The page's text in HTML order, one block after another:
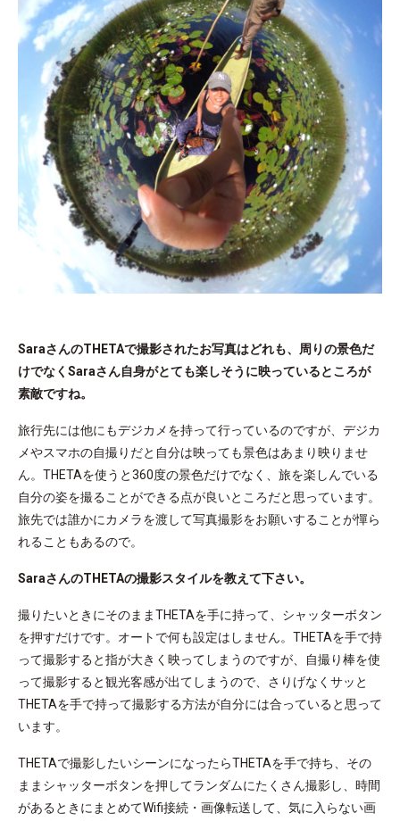
SaraさんのTHETAで撮影されたお写真はどれも、周りの景色だ
けでなくSaraさん自身がとても楽しそうに映っているところが
素敵ですね。
旅行先には他にもデジカメを持って行っているのですが、デジカ
メやスマホの自撮りだと自分は映っても景色はあまり映りませ
ん。THETAを使うと360度の景色だけでなく、旅を楽しんでいる
自分の姿を撮ることができる点が良いところだと思っています。
旅先では誰かにカメラを渡して写真撮影をお願いすることが憚ら
れることもあるので。
SaraさんのTHETAの撮影スタイルを教えて下さい。
撮りたいときにそのままTHETAを手に持って、シャッターボタン
を押すだけです。オートで何も設定はしません。THETAを手で持
って撮影すると指が大きく映ってしまうのですが、自撮り棒を使
って撮影すると観光客感が出てしまうので、さりげなくサッと
THETAを手で持って撮影する方法が自分には合っていると思って
います。
THETAで撮影したいシーンになったらTHETAを手で持ち、その
ままシャッターボタンを押してランダムにたくさん撮影し、時間
があるときにまとめてWifi接続・画像転送して、気に入らない画